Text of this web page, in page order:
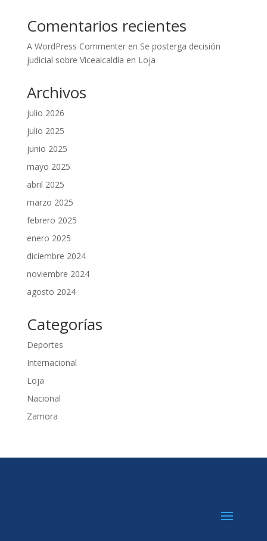
Comentarios recientes
A WordPress Commenteren Se posterga decisión
judicial sobre Vicealcaldía en Loja
Archivos
julio 2026
julio 2025
junio 2025
mayo 2025
abril 2025
marzo 2025
febrero 2025
enero 2025
diciembre 2024
noviembre 2024
agosto 2024
Categorías
Deportes
Internacional
Loja
Nacional
Zamora